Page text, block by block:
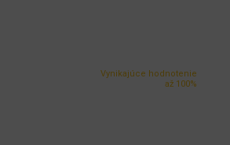
Vynikajúce hodnotenie
až 100%